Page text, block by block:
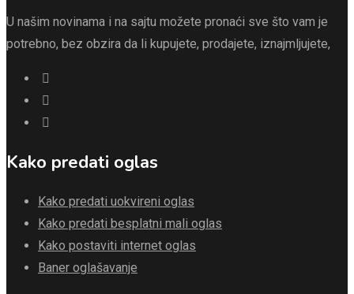
U našim novinama i na sajtu možete pronaći sve što vam je
potrebno, bez obzira da li kupujete, prodajete, iznajmljujete,
Kako predati oglas
Kako predati uokvireni oglas
Kako predati besplatni mali oglas
Kako postaviti internet oglas
Baner oglašavanje